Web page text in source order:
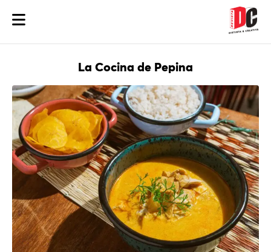
La Cocina de Pepina